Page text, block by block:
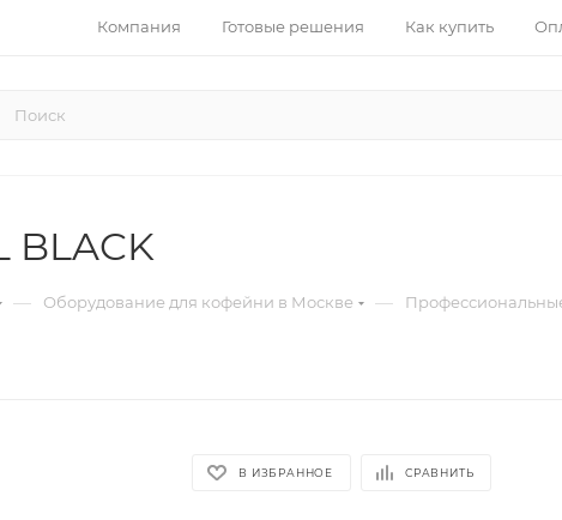
Компания Готовые решения Как купить
BLACK
— Оборудование для кофейни в Москве —
В ИЗБРАННОЕ СРАВНИТЬ